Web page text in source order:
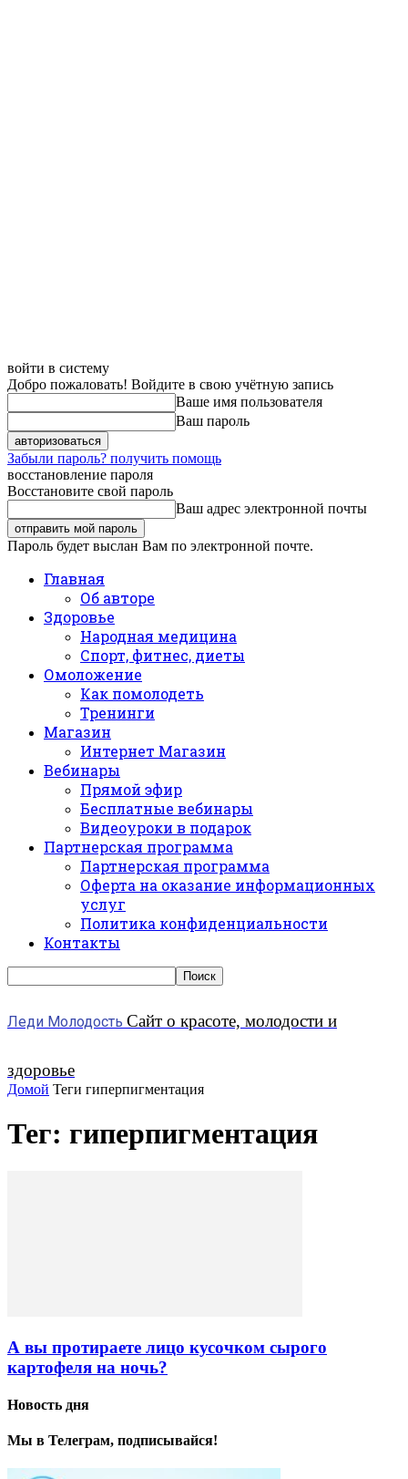
войти в систему
Добро пожаловать! Войдите в свою учётную запись
Ваше имя пользователя
Ваш пароль
Забыли пароль? получить помощь
восстановление пароля
Восстановите свой пароль
Ваш адрес электронной почты
Пароль будет выслан Вам по электронной почте.
Главная
Об авторе
Здоровье
Народная медицина
Спорт, фитнес, диеты
Омоложение
Как помолодеть
Тренинги
Магазин
Интернет Магазин
Вебинары
Прямой эфир
Бесплатные вебинары
Видеоуроки в подарок
Партнерская программа
Партнерская программа
Оферта на оказание информационных
услуг
Политика конфиденциальности
Контакты
Леди Молодость Сайт о красоте, молодости и
здоровье
Домой Теги гиперпигментация
Тег: гиперпигментация
А вы протираете лицо кусочком сырого
картофеля на ночь?
Новость дня
Мы в Телеграм, подписывайся!